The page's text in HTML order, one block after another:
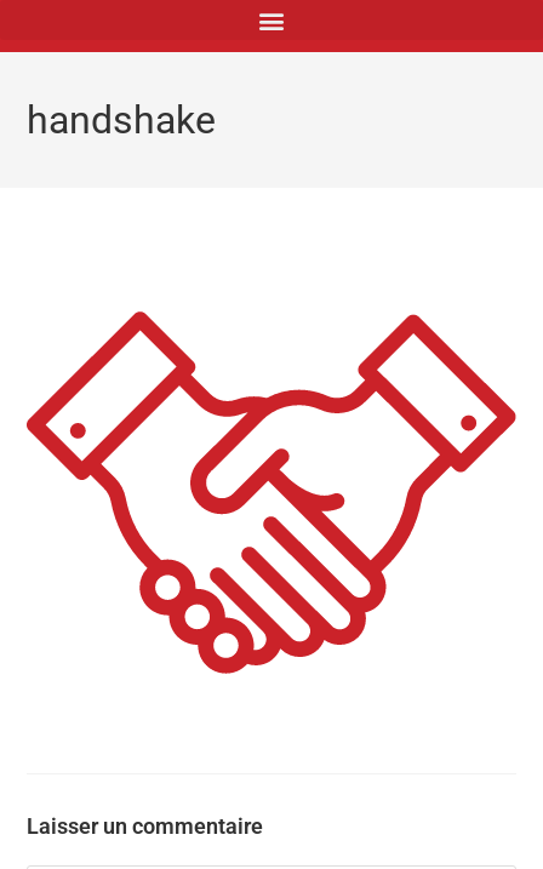
handshake
Laisser un commentaire